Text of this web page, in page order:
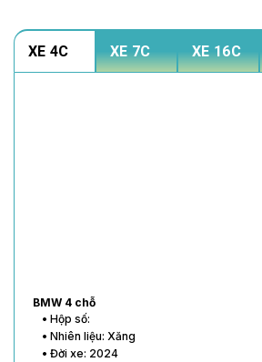
XE 4C XE 7C XE 16C
BMW 4 chỗ
• Hộp số:
• Nhiên liệu: Xăng
• Đời xe: 2024